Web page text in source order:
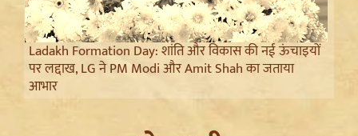
Ladakh Formation Day: शांति और विकास की नई ऊंचाइयों
पर लद्दाख, LG ने PM Modi और Amit Shah का जताया
आभार